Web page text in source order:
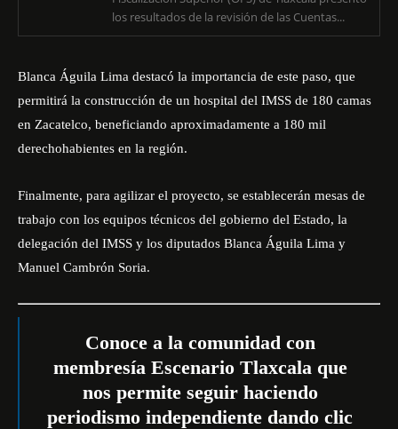
los resultados de la revisión de las Cuentas...
Blanca Águila Lima destacó la importancia de este paso, que
permitirá la construcción de un hospital del IMSS de 180 camas
en Zacatelco, beneficiando aproximadamente a 180 mil
derechohabientes en la región.
Finalmente, para agilizar el proyecto, se establecerán mesas de
trabajo con los equipos técnicos del gobierno del Estado, la
delegación del IMSS y los diputados Blanca Águila Lima y
Manuel Cambrón Soria.
Conoce a la comunidad con
membresía Escenario Tlaxcala que
nos permite seguir haciendo
periodismo independiente dando clic